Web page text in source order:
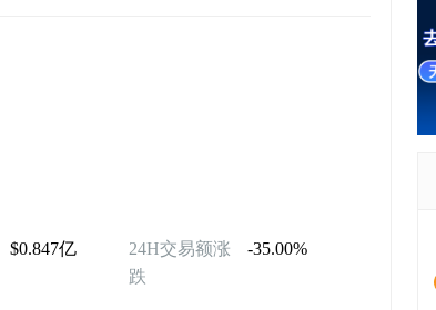
$0.847亿
24H交易额涨
跌
-35.00%